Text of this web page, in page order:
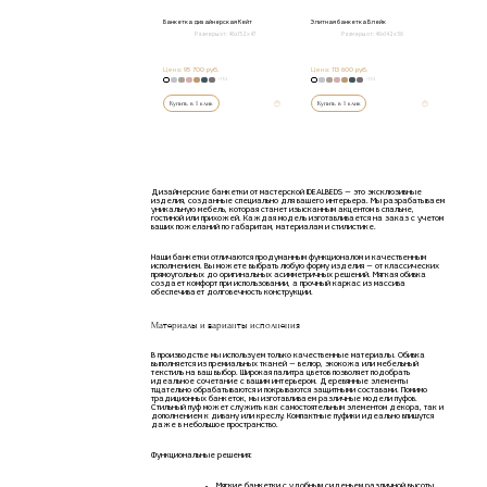
Банкетка дизайнерская Кейт
Размеры от: 46х152х47
Цена: 95 700 руб.
+152
Купить в 1 клик
Элитная банкетка Блейк
Размеры от: 46х142х56
Цена:113 600 руб.
+152
Купить в 1 клик
Дизайнерские банкетки от мастерской IDEALBEDS — это эксклюзивные
изделия, созданные специально для вашего интерьера. Мы разрабатываем
уникальную мебель, которая станет изысканным акцентом в спальне,
гостиной или прихожей. Каждая модель изготавливается на заказ с учетом
ваших пожеланий по габаритам, материалам и стилистике.
Наши банкетки отличаются продуманным функционалом и качественным
исполнением. Вы можете выбрать любую форму изделия — от классических
прямоугольных до оригинальных асимметричных решений. Мягкая обивка
создает комфорт при использовании, а прочный каркас из массива
обеспечивает долговечность конструкции.
Материалы и варианты исполнения
В производстве мы используем только качественные материалы. Обивка
выполняется из премиальных тканей — велюр, экокожа или мебельный
текстиль на ваш выбор. Широкая палитра цветов позволяет подобрать
идеальное сочетание с вашим интерьером. Деревянные элементы
тщательно обрабатываются и покрываются защитными составами. Помимо
традиционных банкеток, мы изготавливаем различные модели пуфов.
Стильный пуф может служить как самостоятельным элементом декора, так и
дополнением к дивану или креслу. Компактные пуфики идеально впишутся
даже в небольшое пространство.
Функциональные решения: